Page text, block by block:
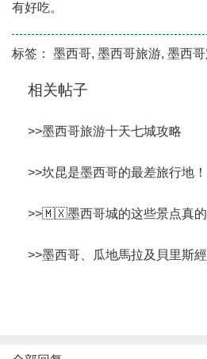
有好吃。
标签： 墨西哥, 墨西哥旅游, 墨西
相关帖子
>>墨西哥旅游十天七城攻略
>>坎昆是墨西哥的最差旅行地！
>>🇲🇽墨西哥城的这些景点真的
>>墨西哥、瓜地馬拉及貝里斯